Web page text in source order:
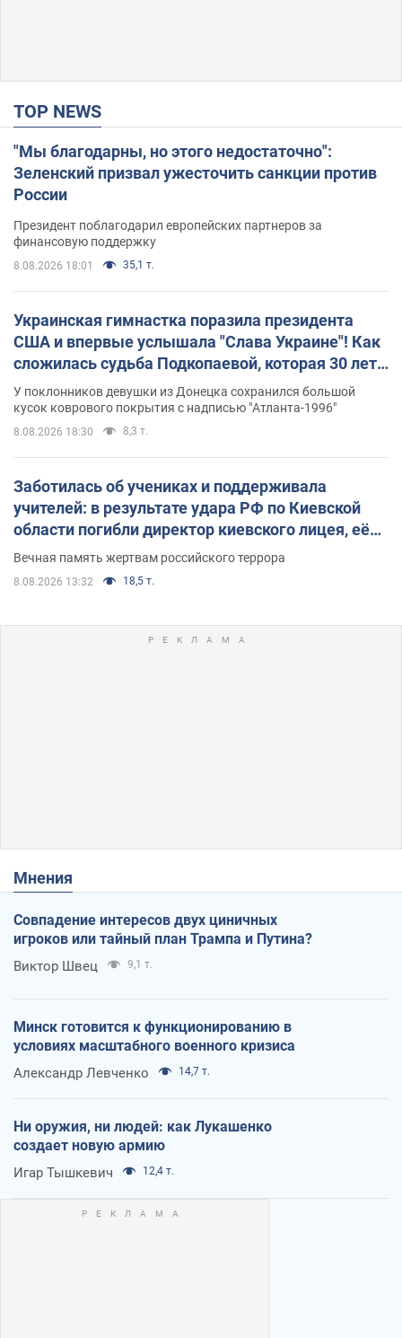
TOP NEWS
"Мы благодарны, но этого недостаточно":
Зеленский призвал ужесточить санкции против
России
Президент поблагодарил европейских партнеров за
финансовую поддержку
8.08.2026 18:01 35,1 т.
Украинская гимнастка поразила президента
США и впервые услышала "Слава Украине"! Как
сложилась судьба Подкопаевой, которая 30 лет
назад завоевала "золото" Олимпиады
У поклонников девушки из Донецка сохранился большой
кусок коврового покрытия с надписью "Атланта-1996"
8.08.2026 18:30 8,3 т.
Заботилась об учениках и поддерживала
учителей: в результате удара РФ по Киевской
области погибли директор киевского лицея, её
муж и внук
Вечная память жертвам российского террора
8.08.2026 13:32 18,5 т.
Мнения
Совпадение интересов двух циничных
игроков или тайный план Трампа и Путина?
Виктор Швец 9,1 т.
Минск готовится к функционированию в
условиях масштабного военного кризиса
Александр Левченко 14,7 т.
Ни оружия, ни людей: как Лукашенко
создает новую армию
Игар Тышкевич 12,4 т.